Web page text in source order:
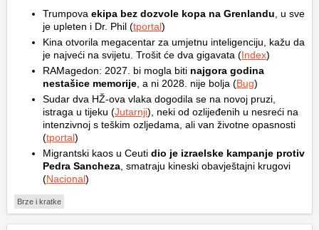
Trumpova ekipa bez dozvole kopa na Grenlandu , u sve
je upleten i Dr. Phil (tportal)
Kina otvorila megacentar za umjetnu inteligenciju, kažu da
je najveći na svijetu. Trošit će dva gigavata (Index)
RAMagedon: 2027. bi mogla biti najgora godina
nestašice memorije , a ni 2028. nije bolja (Bug)
Sudar dva HŽ-ova vlaka dogodila se na novoj pruzi,
istraga u tijeku (Jutarnji), neki od ozlijeđenih u nesreći na
intenzivnoj s teškim ozljedama, ali van životne opasnosti
(tportal)
Migrantski kaos u Ceuti dio je izraelske kampanje protiv
Pedra Sancheza , smatraju kineski obavještajni krugovi
(Nacional)
Brze i kratke